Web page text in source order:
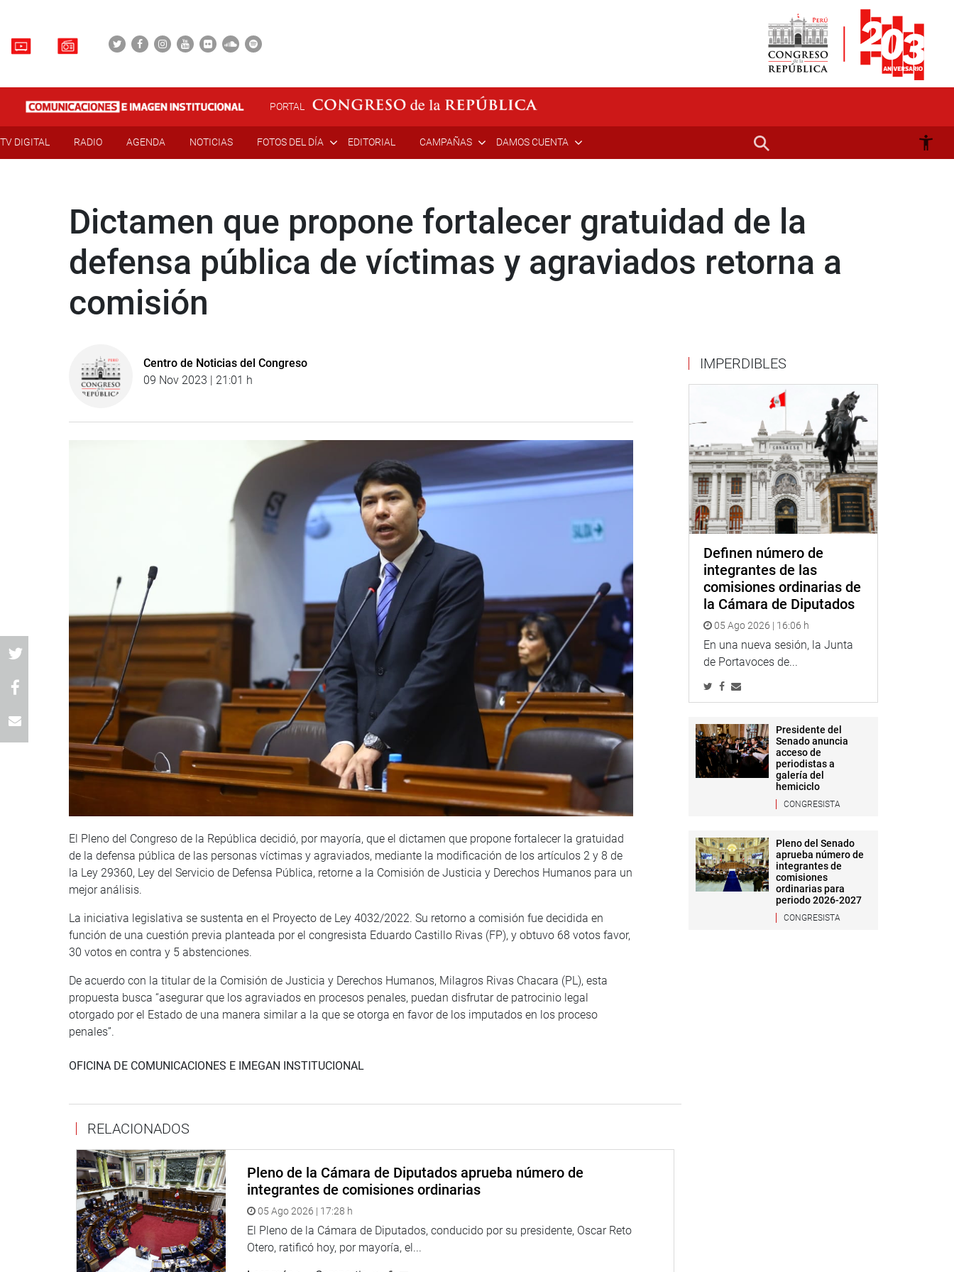
PORTAL
TV DIGITAL RADIO AGENDA NOTICIAS FOTOS DEL DÍA EDITORIAL CAMPAÑAS DAMOS CUENTA
Dictamen que propone fortalecer gratuidad de la
defensa pública de víctimas y agraviados retorna a
comisión
Centro de Noticias del Congreso
09 Nov 2023 | 21:01 h
El Pleno del Congreso de la República decidió, por mayoría, que el dictamen que propone fortalecer la gratuidad
de la defensa pública de las personas víctimas y agraviados, mediante la modificación de los artículos 2 y 8 de
la Ley 29360, Ley del Servicio de Defensa Pública, retorne a la Comisión de Justicia y Derechos Humanos para un
mejor análisis.
La iniciativa legislativa se sustenta en el Proyecto de Ley 4032/2022. Su retorno a comisión fue decidida en
función de una cuestión previa planteada por el congresista Eduardo Castillo Rivas (FP), y obtuvo 68 votos favor,
30 votos en contra y 5 abstenciones.
De acuerdo con la titular de la Comisión de Justicia y Derechos Humanos, Milagros Rivas Chacara (PL), esta
propuesta busca “asegurar que los agraviados en procesos penales, puedan disfrutar de patrocinio legal
otorgado por el Estado de una manera similar a la que se otorga en favor de los imputados en los proceso
penales”.
OFICINA DE COMUNICACIONES E IMEGAN INSTITUCIONAL
RELACIONADOS
Pleno de la Cámara de Diputados aprueba número de
integrantes de comisiones ordinarias
05 Ago 2026 | 17:28 h
El Pleno de la Cámara de Diputados, conducido por su presidente, Oscar Reto
Otero, ratificó hoy, por mayoría, el...
IMPERDIBLES
Definen número de
integrantes de las
comisiones ordinarias de
la Cámara de Diputados
05 Ago 2026 | 16:06 h
En una nueva sesión, la Junta
de Portavoces de...
Presidente del
Senado anuncia
acceso de
periodistas a
galería del
hemiciclo
CONGRESISTA
Pleno del Senado
aprueba número de
integrantes de
comisiones
ordinarias para
periodo 2026-2027
CONGRESISTA